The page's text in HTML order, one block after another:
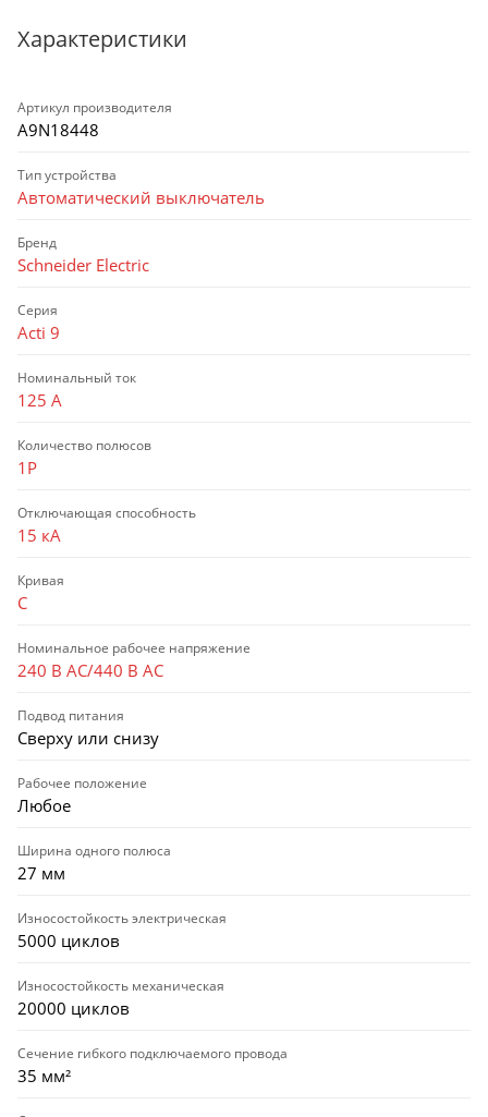
Характеристики
Артикул производителя
A9N18448
Тип устройства
Автоматический выключатель
Бренд
Schneider Electric
Серия
Acti 9
Номинальный ток
125 А
Количество полюсов
1P
Отключающая способность
15 кА
Кривая
C
Номинальное рабочее напряжение
240 В AC/440 В AC
Подвод питания
Сверху или снизу
Рабочее положение
Любое
Ширина одного полюса
27 мм
Износостойкость электрическая
5000 циклов
Износостойкость механическая
20000 циклов
Сечение гибкого подключаемого провода
35 мм²